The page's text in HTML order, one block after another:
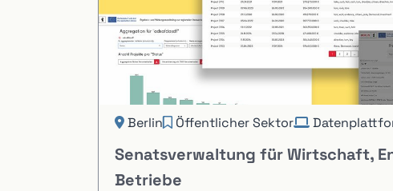
Berlin Öffentlicher Sektor
Senatsverwaltung für Wirtschaft,
Betriebe